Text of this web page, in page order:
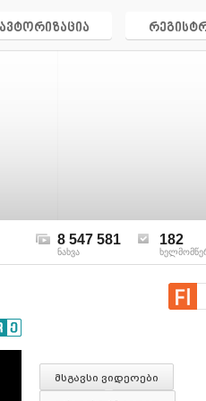
ავტორიზაცია
8 547 581
ნახვა
182
მსგავსი ვიდეოები